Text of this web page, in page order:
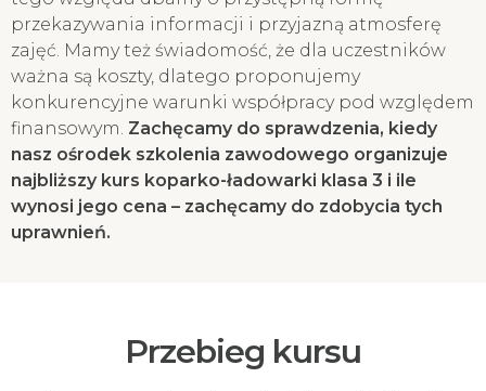
przekazywania informacji i przyjazną atmosferę
zajęć. Mamy też świadomość, że dla uczestników
ważna są koszty, dlatego proponujemy
konkurencyjne warunki współpracy pod względem
finansowym. Zachęcamy do sprawdzenia, kiedy
nasz ośrodek szkolenia zawodowego organizuje
najbliższy kurs koparko-ładowarki klasa 3 i ile
wynosi jego cena – zachęcamy do zdobycia tych
uprawnień.
Przebieg kursu